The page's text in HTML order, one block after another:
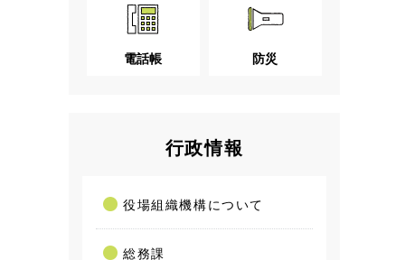
電話帳 防災
行政情報
役場組織機構について
総務課